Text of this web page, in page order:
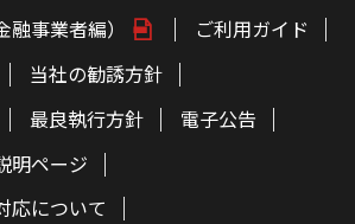
事業者編）
ご利用ガイド
当社の勧誘方針
最良執行方針
電子公告
明ページ
応について